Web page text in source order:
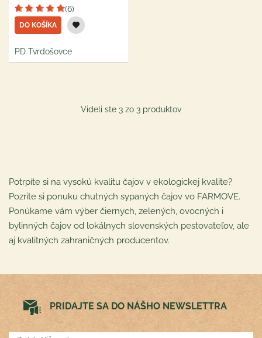
(6)
DO KOŠÍKA
PD Tvrdošovce
Videli ste 3 zo 3 produktov
Potrpíte si na vysokú kvalitu čajov v ekologickej kvalite?
Pozrite si ponuku chutných sypaných čajov vo FARMOVE.
Ponúkame vám výber čiernych, zelených, ovocných i
bylinných čajov od lokálnych slovenských pestovateľov, ale
aj kvalitných zahraničných producentov.
PRIDAJTE SA DO NÁŠHO NEWSLETTRA